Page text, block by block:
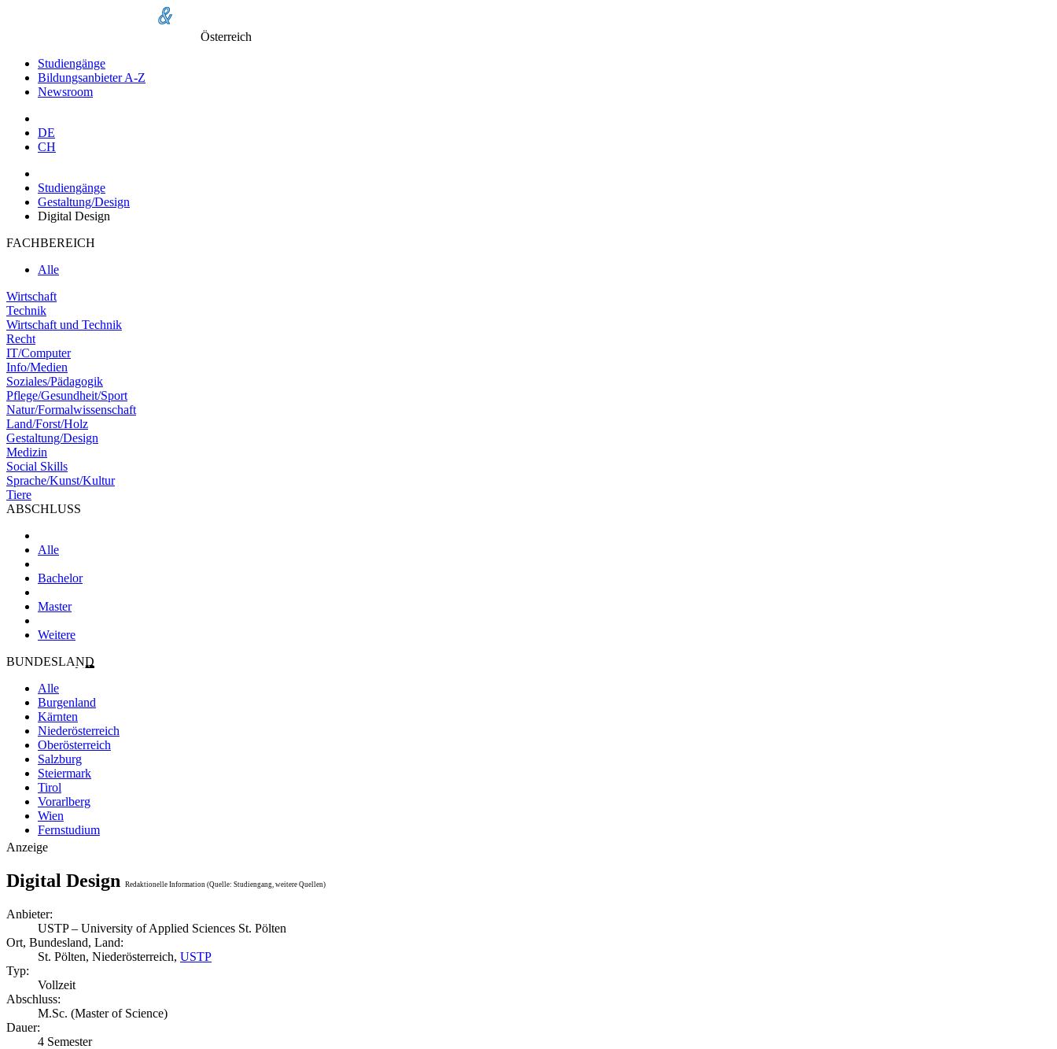
Österreich
Studiengänge
Bildungsanbieter A-Z
Newsroom
DE
CH
Studiengänge
Gestaltung/Design
Digital Design
FACHBEREICH
Alle
Wirtschaft
Technik
Wirtschaft und Technik
Recht
IT/Computer
Info/Medien
Soziales/Pädagogik
Pflege/Gesundheit/Sport
Natur/Formalwissenschaft
Land/Forst/Holz
Gestaltung/Design
Medizin
Social Skills
Sprache/Kunst/Kultur
Tiere
ABSCHLUSS
Alle
Bachelor
Master
Weitere
BUNDESLAND
Alle
Burgenland
Kärnten
Niederösterreich
Oberösterreich
Salzburg
Steiermark
Tirol
Vorarlberg
Wien
Fernstudium
Anzeige
Digital Design Redaktionelle Information (Quelle: Studiengang, weitere Quellen)
Anbieter:
USTP – University of Applied Sciences St. Pölten
Ort, Bundesland, Land:
St. Pölten, Niederösterreich, USTP
Typ:
Vollzeit
Abschluss:
M.Sc. (Master of Science)
Dauer:
4 Semester